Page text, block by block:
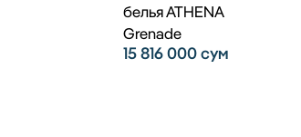
белья ATHENA
Grenade
15 816 000сум